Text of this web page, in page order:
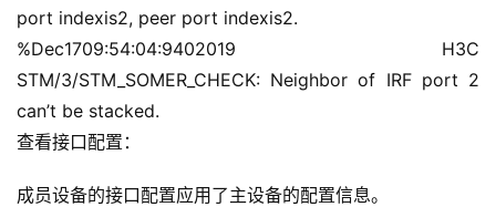
port indexis2, peer port indexis2.
%Dec1709:54:04:9402019 H3C
STM/3/STM_SOMER_CHECK: Neighbor of IRF port 2
can’t be stacked.
查看接口配置：
成员设备的接口配置应用了主设备的配置信息。